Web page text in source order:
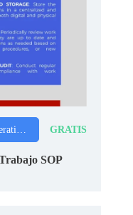
Plantillas de Procedimientos Operativos Estándar GRATIS
SOP